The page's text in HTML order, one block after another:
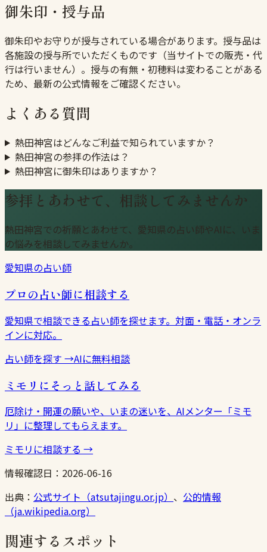
御朱印・授与品
御朱印やお守りが授与されている場合があります。授与品は
各施設の授与所でいただくものです（当サイトでの販売・代
行は行いません）。授与の有無・初穂料は変わることがある
ため、最新の公式情報をご確認ください。
よくある質問
熱田神宮はどんなご利益で知られていますか？
熱田神宮の参拝の作法は？
熱田神宮に御朱印はありますか？
参拝とあわせて、相談してみませんか
熱田神宮での祈願とあわせて、愛知県の占い師やAIに、いま
の悩みを相談してみませんか。
愛知県の占い師
プロの占い師に相談する
愛知県で相談できる占い師を探せます。対面・電話・オンラ
インに対応。
占い師を探す →AIに無料相談
ミモリにそっと話してみる
厄除け・開運の願いや、いまの迷いを、AIメンター「ミモ
リ」に整理してもらえます。
ミモリに相談する →
情報確認日： 2026-06-16
出典： 公式サイト（atsutajingu.or.jp） 、 公的情報
（ja.wikipedia.org）
関連するスポット